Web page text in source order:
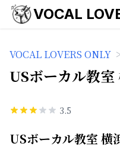
VOCAL
VOCAL LOVERS ONLY >
USボーカル教
3.5
USボーカル教室 横